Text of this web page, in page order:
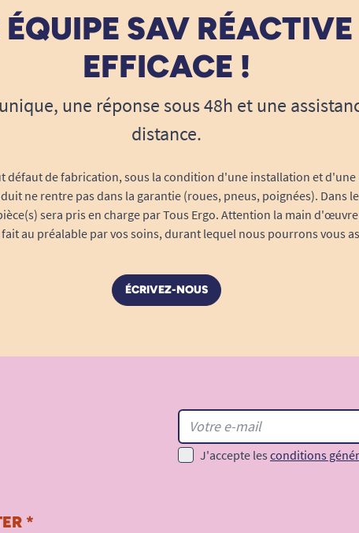
ÉQUIPE SAV RÉACTIVE
EFFICACE !
une réponse sous 48h et une
distance.
défaut de fabrication, sous la condition d'une installation et
ne rentre pas dans la garantie (roues, pneus, poignées). Dans
sera pris en charge par Tous Ergo. Attention la main
au préalable par vos soins, durant lequel nous pourrons vous
ÉCRIVEZ-NOUS
*
J'accepte les conditions